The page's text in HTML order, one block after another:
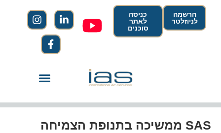
הרשמה
לניוזלטר
כניסה
לאתר
סוכנים
SAS ממשיכה בתנופת הצמיחה